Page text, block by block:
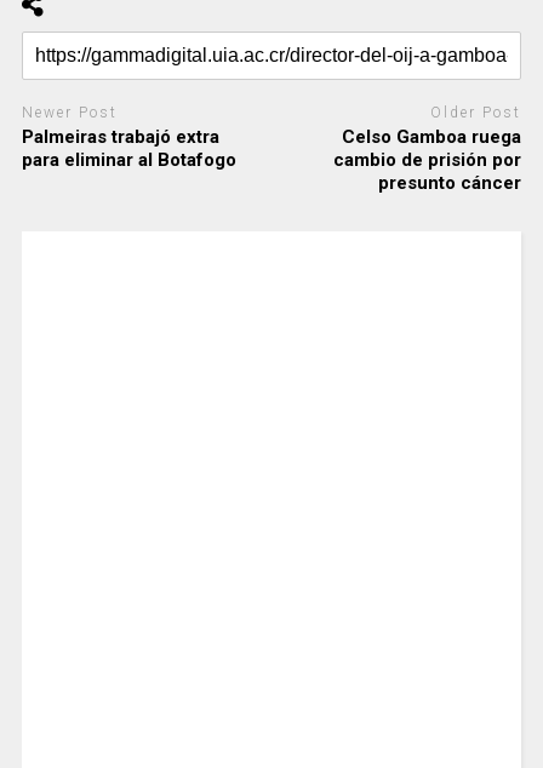
Newer Post
Palmeiras trabajó extra
para eliminar al Botafogo
Older Post
Celso Gamboa ruega
cambio de prisión por
presunto cáncer